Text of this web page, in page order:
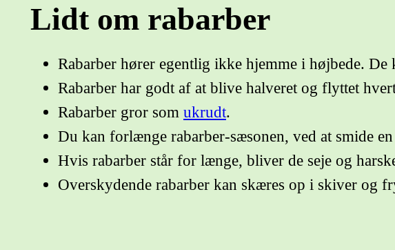
Lidt om rabarber
Rabarber hører egentlig ikke hjemme i højbede.
Rabarber har godt af at blive halveret og flyttet
Rabarber gror som ukrudt.
Du kan forlænge rabarber-sæsonen, ved at smide
Hvis rabarber står for længe, bliver de seje og
Overskydende rabarber kan skæres op i skiver og